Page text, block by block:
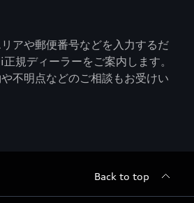
アや郵便番号などを入力するだ
規ディーラーをご案内します。
不明点などのご相談もお受けい
Back to top